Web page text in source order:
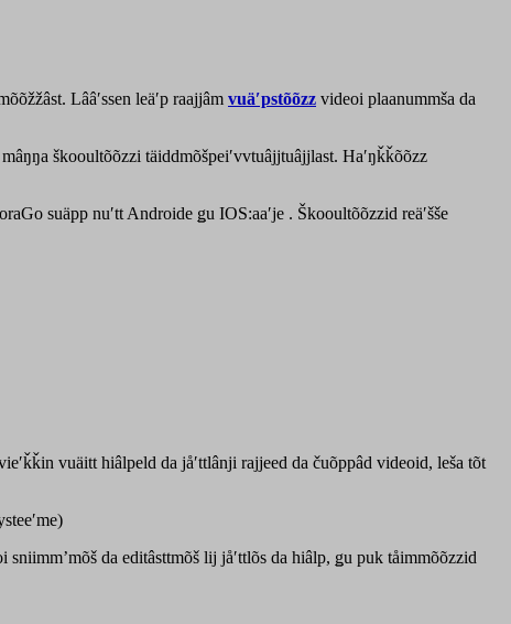
Lââʹssen leäʹp raajjâm vuäʹpstõõzz videoi plaanummša da
škooultõõzzi täiddmõšpeiʹvvtuâjjtuâjjlast. Haʹŋǩǩõõzz
suäpp nuʹtt Androide ǥu IOS:aaʹje . Škooultõõzzid reäʹšše
vuäitt hiâlpeld da jåʹttlânji rajjeed da čuõppâd videoid, leša tõt
da editâsttmõš lij jåʹttlõs da hiâlp, ǥu puk tåimmõõzzid